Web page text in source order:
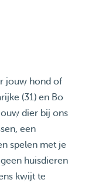
jouw hond of
(31) en Bo
dier bij ons
een
spelen met je
huisdieren
kwijt te